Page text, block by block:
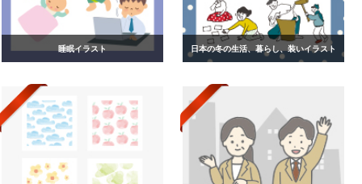
睡眠イラスト 日本の冬の生活、暮らし、装いイラスト